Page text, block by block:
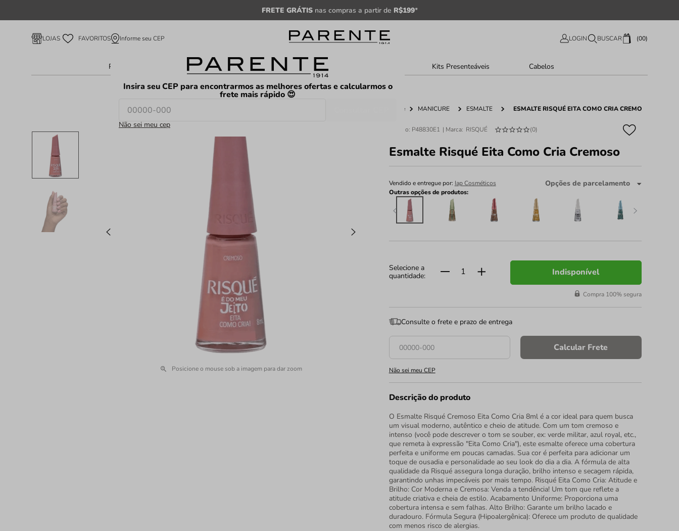
FRETE GRÁTISnas compras a partir de R$199*
LOJAS FAVORITOS Informe seu CEP
Insira seu CEP para encontrarmos as melhores ofertas e calcularmos o
frete mais rápido 😍
Não sei meu cep
LOGIN BUSCAR 00
Perfume Feminino Perfume Masculino Kits Presenteáveis Cabelos
Posicione o mouse sob a imagem para dar zoom
Home MANICURE ESMALTE ESMALTE RISQUÉ EITA COMO CRIA CREMOSO
Código: P48830E1 RISQUÉ (0)
Esmalte Risqué Eita Como Cria Cremoso
Vendido e entregue por: Iap Cosméticos Opções de parcelamento
Outras opções de produtos:
Indisponível
Compra 100% segura
Consulte o frete e prazo de entrega
Calcular Frete
Não sei meu CEP
Descrição do produto
O Esmalte Risqué Cremoso Eita Como Cria 8ml é a cor ideal para quem busca
um visual moderno, autêntico e cheio de atitude. Com um tom cremoso e
intenso (você pode descrever o tom se souber, ex: verde militar, azul royal, etc.,
que remeta à expressão "Eita Como Cria"), este esmalte oferece uma cobertura
perfeita e uniforme em poucas camadas. Sua cor é perfeita para adicionar um
toque de ousadia e personalidade ao seu look do dia a dia. A fórmula de alta
qualidade da Risqué assegura longa duração, brilho intenso e secagem rápida,
garantindo unhas impecáveis por mais tempo. Risqué Eita Como Cria: Atitude e
Brilho: Cor Moderna e Cremosa: Venda a tendência! Um tom que reflete a
atitude criativa e cheia de estilo. Acabamento Uniforme: Proporciona uma
cobertura intensa e sem falhas. Alto Brilho: Garante um brilho lacado e
duradouro. Fórmula Segura (Hipoalergênica): Oferece um produto de qualidade
com menos risco de alergias.